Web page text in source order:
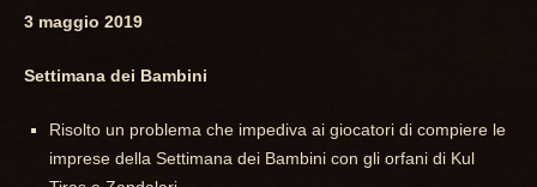
3 maggio 2019
Settimana dei Bambini
Risolto un problema che impediva ai giocatori di compiere le
imprese della Settimana dei Bambini con gli orfani di Kul